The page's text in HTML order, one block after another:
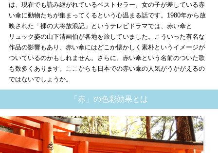
は、現在でも読み継がれているベストセラー。女の子が差している赤
い傘に動物たちが集まってくるという心温まる話です。1980年から放
映された「裸の大将放浪記」というテレビドラマでは、赤い傘と
リュック姿の山下清画伯が各地を旅していました。こういった有名な
作品の影響もあり、赤い傘にはどこか懐かしく素朴というイメージが
ついているのかもしれません。さらに、赤い傘という名前のついた歌
も数多くあります。ここからも日本での赤い傘の人気がうかがえるの
ではないでしょうか。
「赤」の色彩効果とは